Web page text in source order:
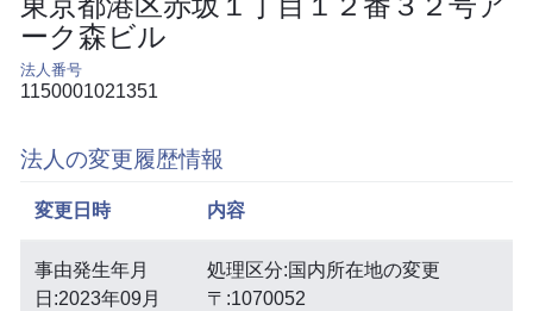
ーク森ビル
法人番号
1150001021351
法人の変更履歴情報
変更日時 内容
事由発生年月
日:2023年09月
処理区分:国内所在地の変更
〒:1070052